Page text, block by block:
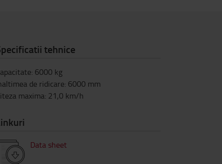
tehnice
: 6000 kg
de ridicare: 6000 mm
maxima: 21,0 km/h
Data sheet